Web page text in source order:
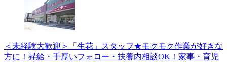
＜未経験大歓迎＞「生花」スタッフ★モクモク作業が好きな
方に！昇給・手厚いフォロー・扶養内相談OK！家事・育児